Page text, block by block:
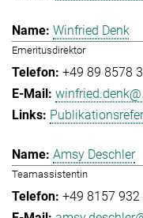
Winfried Denk
Emeritusdirektor
+49 89 8578
Amsy Deschler
Teamassistentin
+49 8157 932